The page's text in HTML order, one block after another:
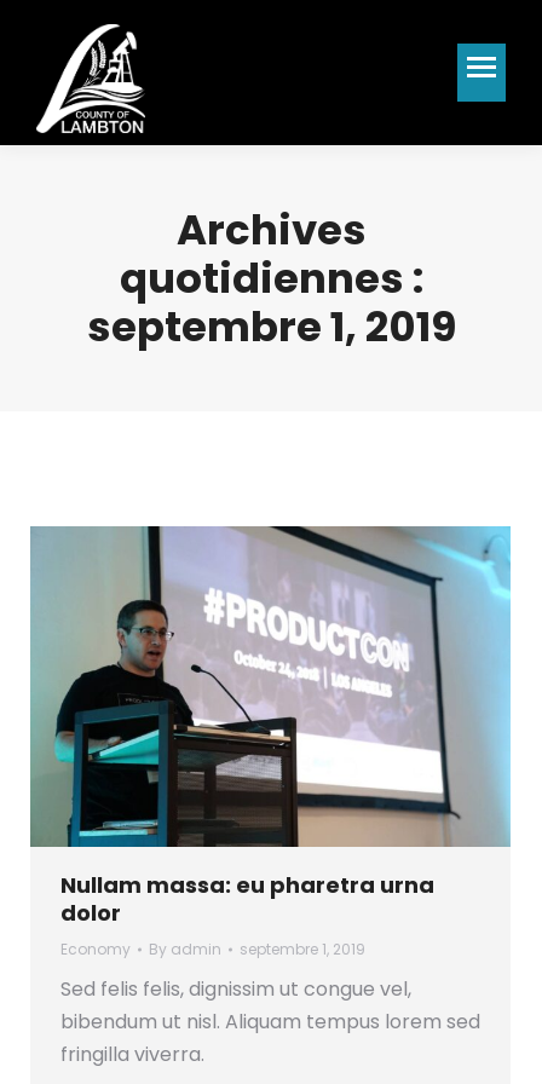
Archives
quotidiennes :
septembre 1, 2019
Nullam massa: eu pharetra urna
dolor
Economy By admin septembre 1, 2019
Sed felis felis, dignissim ut congue vel,
bibendum ut nisl. Aliquam tempus lorem sed
fringilla viverra.